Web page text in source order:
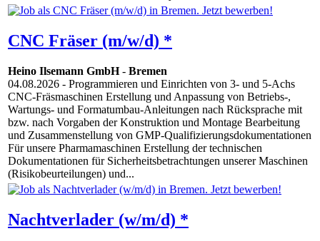
CNC Fräser (m/w/d) *
Heino Ilsemann GmbH- Bremen
04.08.2026 - Programmieren und Einrichten von 3- und 5-Achs
CNC-Fräsmaschinen Erstellung und Anpassung von Betriebs-,
Wartungs- und Formatumbau-Anleitungen nach Rücksprache mit
bzw. nach Vorgaben der Konstruktion und Montage Bearbeitung
und Zusammenstellung von GMP-Qualifizierungsdokumentationen
Für unsere Pharmamaschinen Erstellung der technischen
Dokumentationen für Sicherheitsbetrachtungen unserer Maschinen
(Risikobeurteilungen) und...
Nachtverlader (w/m/d) *